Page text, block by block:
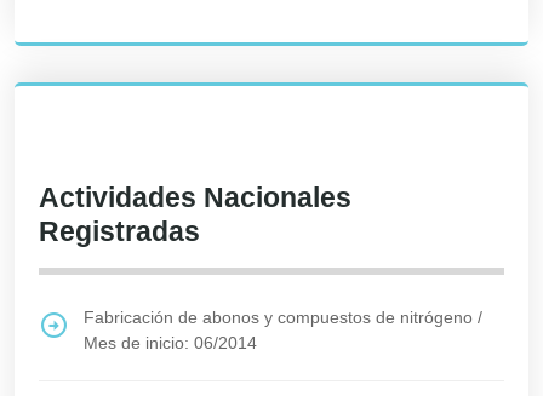
Actividades Nacionales
Registradas
Fabricación de abonos y compuestos de nitrógeno /
Mes de inicio: 06/2014